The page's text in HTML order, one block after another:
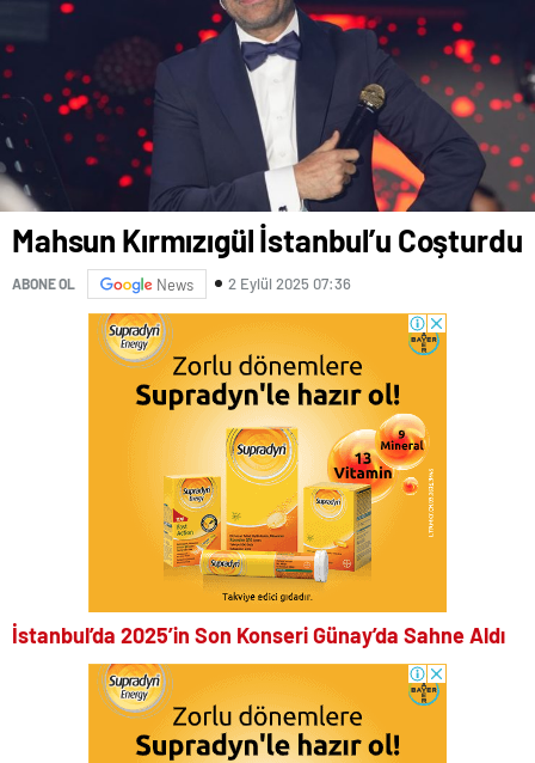
Mahsun Kırmızıgül İstanbul’u Coşturdu
ABONE OL News 2 Eylül 2025 07:36
İstanbul’da 2025’in Son Konseri Günay’da Sahne Aldı